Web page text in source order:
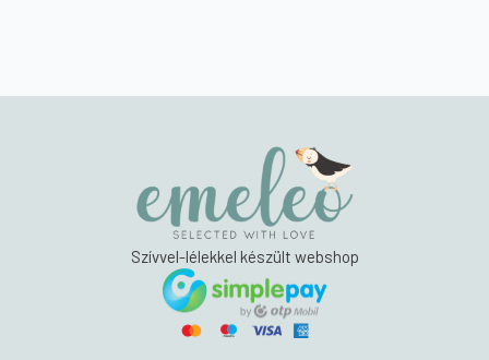
Szívvel-lélekkel készült webshop